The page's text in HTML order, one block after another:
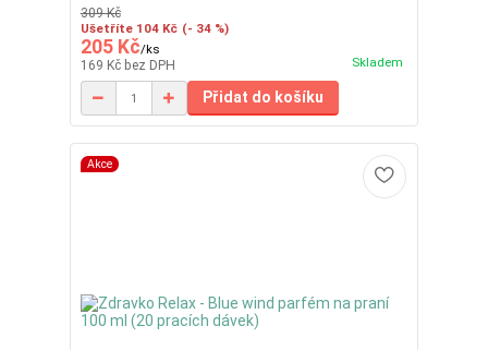
309 Kč
Ušetříte 104 Kč (- 34 %)
205 Kč/ks
169 Kč bez DPH Skladem
Přidat do košíku
Akce